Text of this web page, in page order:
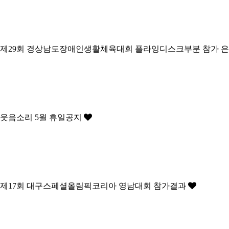
제29회 경상남도장애인생활체육대회 플라잉디스크부분 참가
웃음소리 5월 휴일공지
제17회 대구스페셜올림픽코리아 영남대회 참가결과